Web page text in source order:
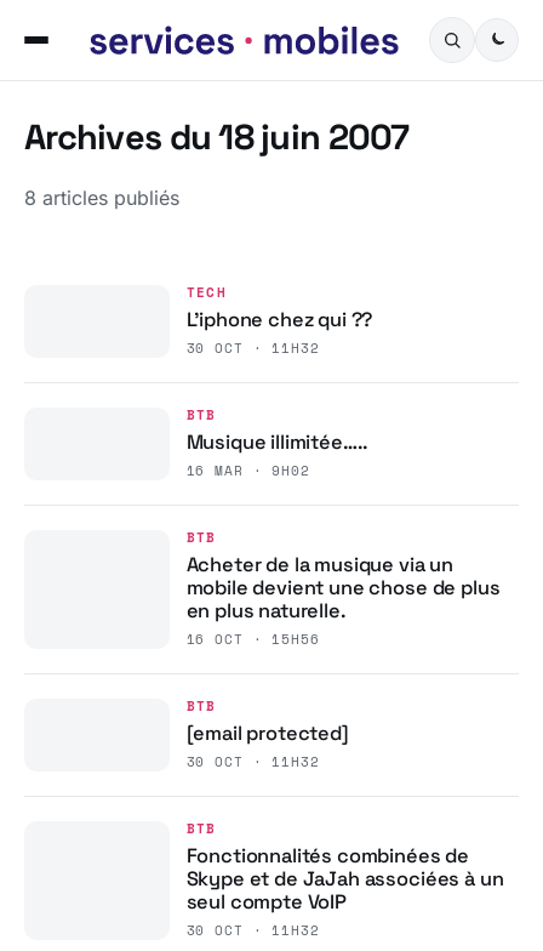
Archives du 18 juin 2007
8 articles publiés
TECH
L’iphone chez qui ??
30 OCT · 11H32
BTB
Musique illimitée…..
16 MAR · 9H02
BTB
Acheter de la musique via un
mobile devient une chose de plus
en plus naturelle.
16 OCT · 15H56
BTB
[email protected]
30 OCT · 11H32
BTB
Fonctionnalités combinées de
Skype et de JaJah associées à un
seul compte VoIP
30 OCT · 11H32